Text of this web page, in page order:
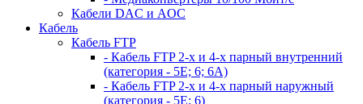
Кабели DAC и AOC
Кабель
Кабель FTP
- Кабель FTP 2-х и 4-х парный внутренний
(категория - 5Е; 6; 6А)
- Кабель FTP 2-х и 4-х парный наружный
(категория - 5Е; 6)